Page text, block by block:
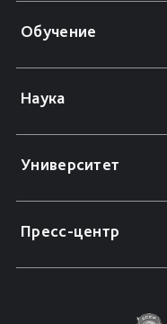
Обучение
Наука
Университет
Пресс-центр